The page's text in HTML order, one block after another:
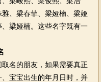
、梁春菲、梁娅楠、梁娅
梁娅楠。这些名字既有一
名的朋友，如果需要真正
宝宝出生的年月日时，并